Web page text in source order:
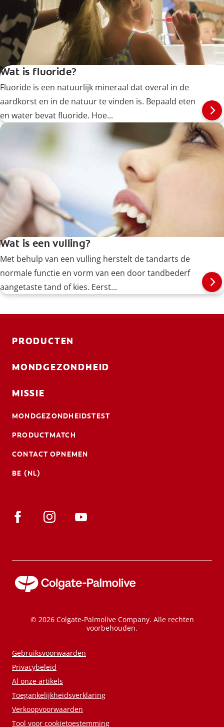
Wat is fluoride?
Fluoride is een natuurlijk mineraal dat overal in de
aardkorst en in de natuur te vinden is. Bepaald eten
en water bevat fluoride. Hoe...
Wat is een vulling?
Met behulp van een vulling herstelt de tandarts de
normale functie en vorm van een door tandbederf
aangetaste tand of kies. Eerst...
PRODUCTEN
MONDGEZONDHEID
MISSIE
MONDGEZONDHEIDSTEST
PRODUCTMATCH
CONTACT OPNEMEN
BE (NL)
© 2026 Colgate-Palmolive Company. Alle rechten
voorbehouden.
Gebruiksvoorwaarden
Privacybeleid
Al onze artikels
Toegankelijkheidsverklaring
Verkoopvoorwaarden
Tool voor cookietoestemming